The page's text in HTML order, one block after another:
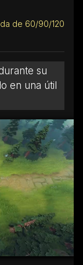
de 60/90/120
su
en una útil